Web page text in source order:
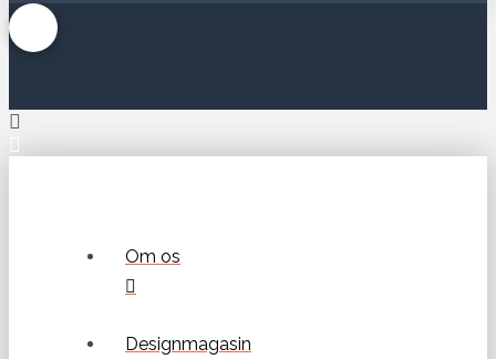
Om os
Designmagasin